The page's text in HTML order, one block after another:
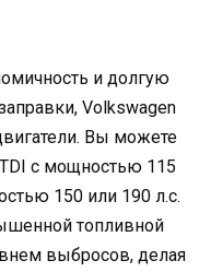
и долгую
Volkswagen
Вы можете
с мощностью 115
150 или 190 л.с.
топливной
выбросов, делая